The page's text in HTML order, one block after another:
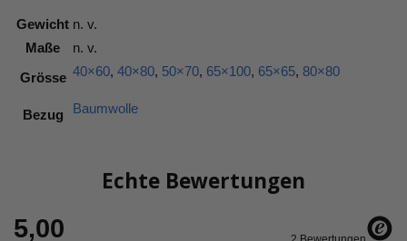
Gewicht n. v.
Maße
n. v.
Grösse 40×60, 40×80, 50×70, 65×100, 65×65, 80×80
Bezug Baumwolle
Echte Bewertungen